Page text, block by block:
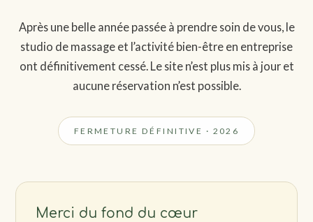
Après une belle année passée à prendre soin de vous, le
studio de massage et l’activité bien-être en entreprise
ont définitivement cessé. Le site n’est plus mis à jour et
aucune réservation n’est possible.
FERMETURE DÉFINITIVE · 2026
Merci du fond du cœur